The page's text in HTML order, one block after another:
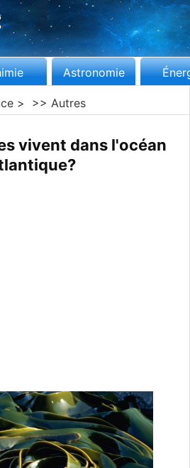
Astronomie
> >> Autres
vivent dans l'océan